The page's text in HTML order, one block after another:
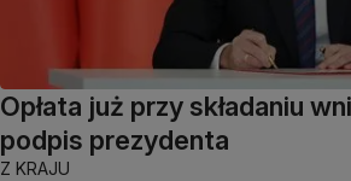
Opłata już przy składaniu
podpis prezydenta
Z KRAJU